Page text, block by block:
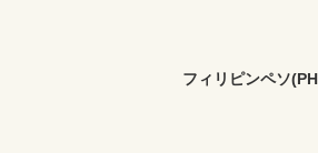
フィリピンペソ